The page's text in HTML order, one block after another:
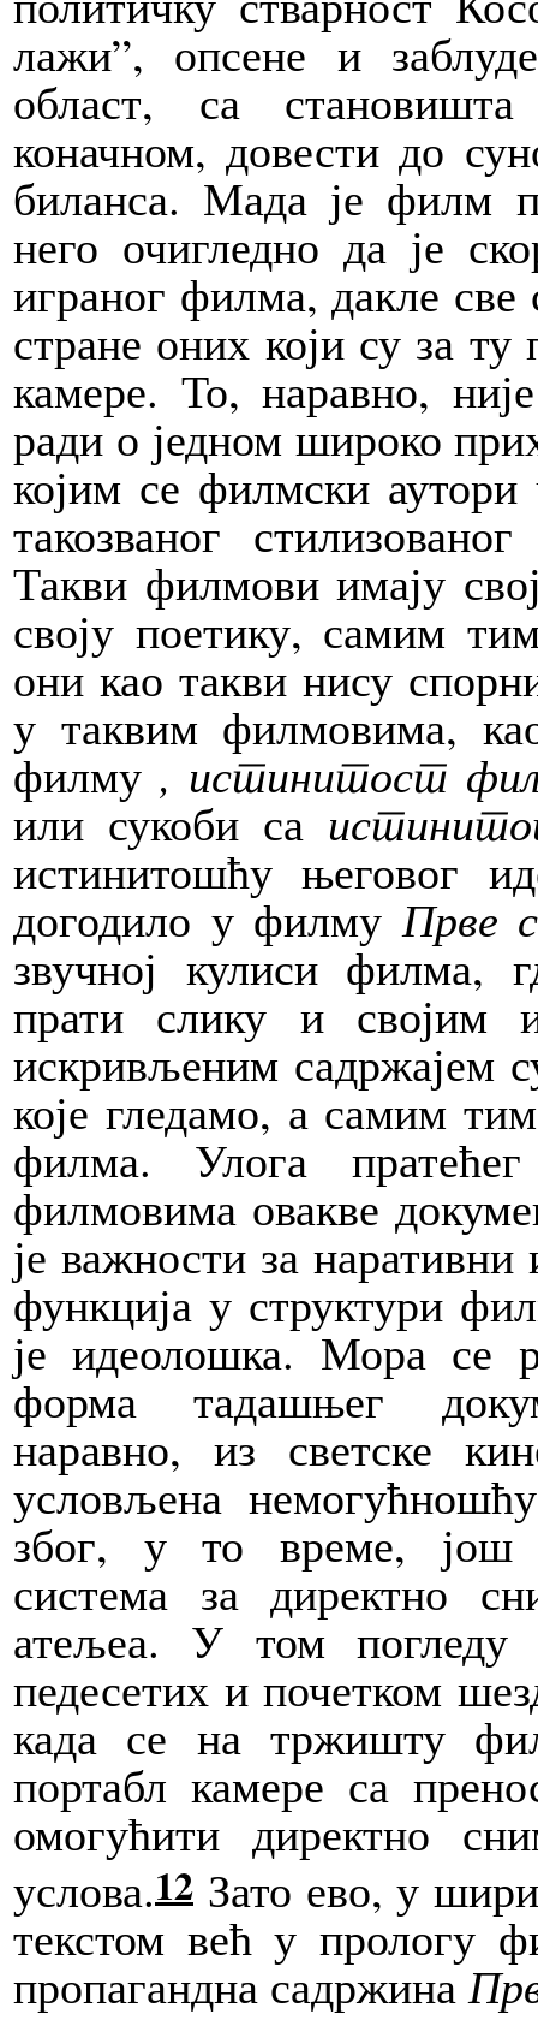
лажи”, опсене и
област, са
коначном, довести до
биланса. Мада је филм
него очигледно да је
играног филма, дакле
стране оних који су за
камере. То, наравно,
ради о једном широко
којим се филмски
такозваног
Такви филмови имају
своју поетику, самим
они као такви нису
у таквим филмовима,
филму , истинитост
или сукоби са
истинитошћу његовог
догодило у филму Прве
звучној кулиси филма,
прати слику и својим
искривљеним садржајем
које гледамо, а самим
филма. Улога
филмовима овакве
је важности за
функција у структури
је идеолошка. Мора се
форма тадашњег
наравно, из светске
условљена
због, у то време, још
система за директно
атељеа. У том погледу
педесетих и почетком
када се на тржишту
портабл камере са
омогућити директно
услова.12 Зато ево, у
текстом већ у прологу
пропагандна садржина